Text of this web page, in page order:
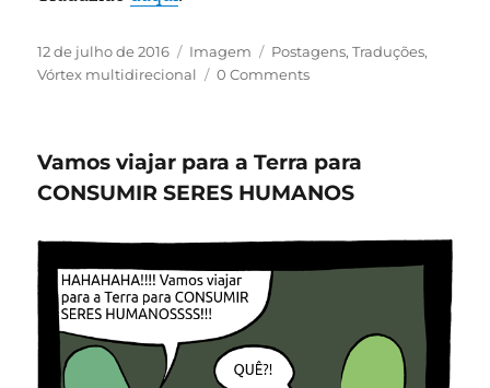
Publicado
em
12 de julho de 2016 Formato
Imagem Categorias
Postagens,Traduções,
Vórtex multidirecional
0 Comments
Vamos viajar para a Terra para
CONSUMIR SERES HUMANOS